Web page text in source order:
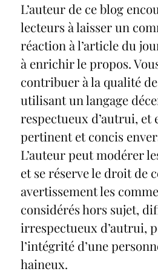
L’auteur de ce blog
lecteurs à laisser un
réaction à l’article du
à enrichir le propos.
contribuer à la qualité
utilisant un langage
respectueux d’autrui, et
pertinent et concis
L’auteur peut modérer
et se réserve le droit de
avertissement les
considérés hors sujet,
irrespectueux d’autrui,
l’intégrité d’une
haineux.